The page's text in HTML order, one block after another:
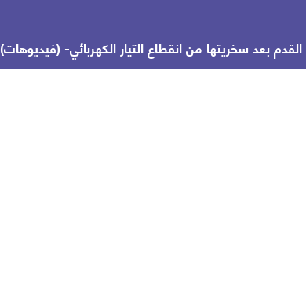
بعد سخريتها من انقطاع التيار الكهربائي- (فيديوهات)